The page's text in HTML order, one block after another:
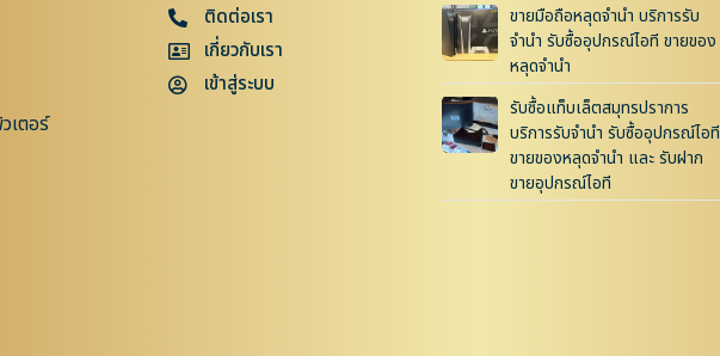
เตอร์
ติดต่อเรา
เกี่ยวกับเรา
เข้าสู่ระบบ
ขายมือถือหลุดจำนำ บริการรับ
จำนำ รับซื้ออุปกรณ์ไอที ขายของ
หลุดจำนำ
รับซื้อแท็บเล็ตสมุทรปราการ
บริการรับจำนำ รับซื้ออุปกรณ์ไอที
ขายของหลุดจำนำ และ รับฝาก
ขายอุปกรณ์ไอที